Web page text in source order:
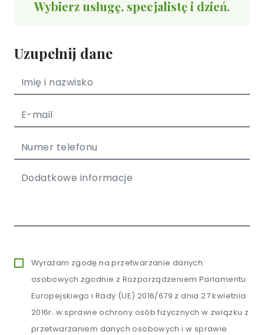
Wybierz usługę, specjalistę i dzień.
Uzupełnij dane
Wyrażam zgodę na przetwarzanie danych
osobowych zgodnie z Rozporządzeniem Parlamentu
Europejskiego i Rady (UE) 2016/679 z dnia 27 kwietnia
2016r. w sprawie ochrony osób fizycznych w związku z
przetwarzaniem danych osobowych i w sprawie